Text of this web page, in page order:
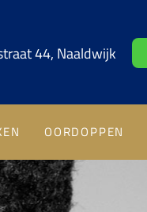
44, Naaldwijk
OORDOPPEN